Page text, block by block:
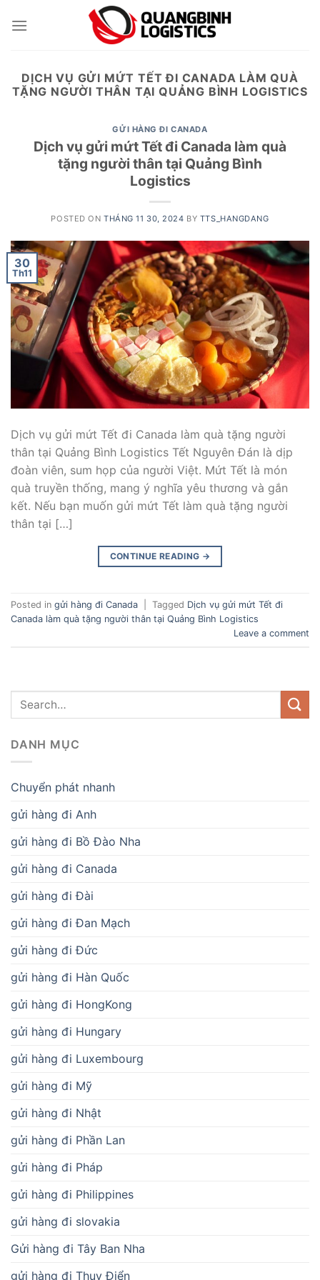
DỊCH VỤ GỬI MỨT TẾT ĐI CANADA LÀM QUÀ
TẶNG NGƯỜI THÂN TẠI QUẢNG BÌNH LOGISTICS
GỬI HÀNG ĐI CANADA
Dịch vụ gửi mứt Tết đi Canada làm quà
tặng người thân tại Quảng Bình
Logistics
POSTED ONTHÁNG 11 30, 2024 BY TTS_HANGDANG
30
Th11
Dịch vụ gửi mứt Tết đi Canada làm quà tặng người
thân tại Quảng Bình Logistics Tết Nguyên Đán là dịp
đoàn viên, sum họp của người Việt. Mứt Tết là món
quà truyền thống, mang ý nghĩa yêu thương và gắn
kết. Nếu bạn muốn gửi mứt Tết làm quà tặng người
thân tại […]
CONTINUE READING →
Posted in gửi hàng đi Canada Tagged Dịch vụ gửi mứt Tết đi
Canada làm quà tặng người thân tại Quảng Bình Logistics
Leave a comment
DANH MỤC
Chuyển phát nhanh
gửi hàng đi Anh
gửi hàng đi Bồ Đào Nha
gửi hàng đi Canada
gửi hàng đi Đài
gửi hàng đi Đan Mạch
gửi hàng đi Đức
gửi hàng đi Hàn Quốc
gửi hàng đi HongKong
gửi hàng đi Hungary
gửi hàng đi Luxembourg
gửi hàng đi Mỹ
gửi hàng đi Nhật
gửi hàng đi Phần Lan
gửi hàng đi Pháp
gửi hàng đi Philippines
gửi hàng đi slovakia
Gửi hàng đi Tây Ban Nha
gửi hàng đi Thụy Điển